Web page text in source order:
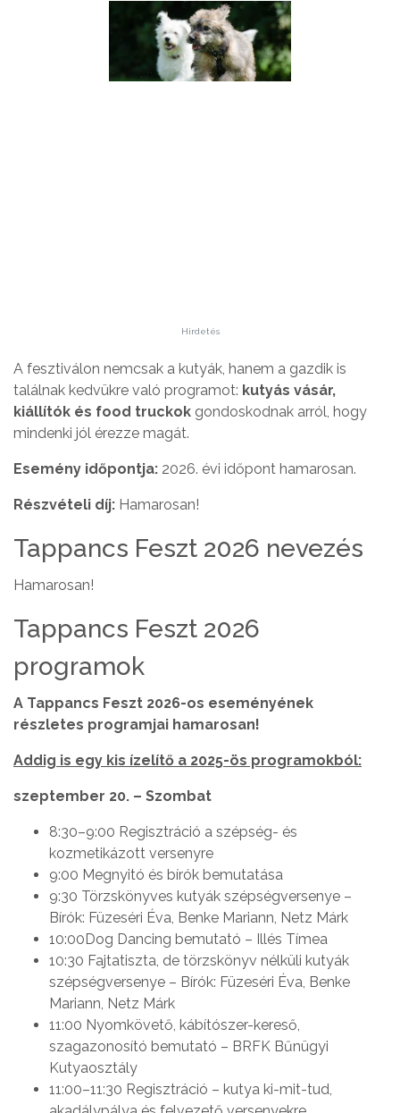
Hirdetés
A fesztiválon nemcsak a kutyák, hanem a gazdik is
találnak kedvükre való programot: kutyás vásár,
kiállítók és food truckok gondoskodnak arról, hogy
mindenki jól érezze magát.
Esemény időpontja: 2026. évi időpont hamarosan.
Részvételi díj: Hamarosan!
Tappancs Feszt 2026 nevezés
Hamarosan!
Tappancs Feszt 2026
programok
A Tappancs Feszt 2026-os eseményének
részletes programjai hamarosan!
Addig is egy kis ízelítő a 2025-ös programokból:
szeptember 20. – Szombat
8:30–9:00 Regisztráció a szépség- és
kozmetikázott versenyre
9:00 Megnyitó és bírók bemutatása
9:30 Törzskönyves kutyák szépségversenye –
Bírók: Füzeséri Éva, Benke Mariann, Netz Márk
10:00Dog Dancing bemutató – Illés Tímea
10:30 Fajtatiszta, de törzskönyv nélküli kutyák
szépségversenye – Bírók: Füzeséri Éva, Benke
Mariann, Netz Márk
11:00 Nyomkövető, kábítószer-kereső,
szagazonosító bemutató – BRFK Bűnügyi
Kutyaosztály
11:00–11:30 Regisztráció – kutya ki-mit-tud,